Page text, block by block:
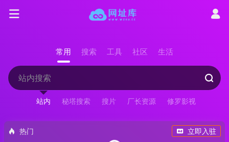
常用 搜索 工具 社区 生活
站内 秘塔搜索 搜片 厂长资源 修罗影视
热门 立即入驻